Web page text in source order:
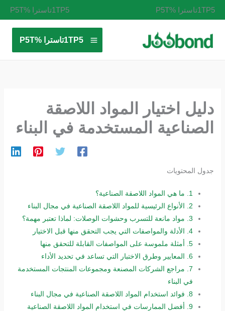
تخطي
إلى
1TP5تاسترا %P5T 1TP5تاسترا %P5T
1TP5تاسترا %P5T
دليل اختيار المواد اللاصقة
الصناعية المستخدمة في البناء
جدول المحتويات
1.
ما هي المواد اللاصقة الصناعية؟
2.
الأنواع الرئيسية للمواد اللاصقة الصناعية في مجال البناء
3. مواد مانعة للتسرب وحشوات الوصلات: لماذا تعتبر مهمة؟
4. الأدلة والمواصفات التي يجب التحقق منها قبل الاختيار
5. أمثلة ملموسة على المواصفات القابلة للتحقق منها
6. المعايير وطرق الاختبار التي تساعد في تحديد الأداء
7. مراجع الشركات المصنعة ومجموعات المنتجات المستخدمة
في البناء
8. فوائد استخدام المواد اللاصقة الصناعية في مجال البناء
9. أفضل الممارسات في استخدام المواد اللاصقة الصناعية